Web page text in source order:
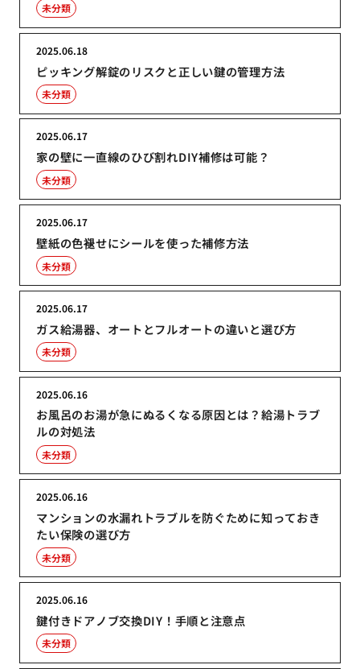
未分類
ピッキング解錠のリスクと正しい鍵の管理方法
2025.06.18
未分類
家の壁に一直線のひび割れDIY補修は可能？
2025.06.17
未分類
壁紙の色褪せにシールを使った補修方法
2025.06.17
未分類
ガス給湯器、オートとフルオートの違いと選び方
2025.06.17
未分類
お風呂のお湯が急にぬるくなる原因とは？給湯トラブ
ルの対処法
2025.06.16
未分類
マンションの水漏れトラブルを防ぐために知っておき
たい保険の選び方
2025.06.16
未分類
鍵付きドアノブ交換DIY！手順と注意点
2025.06.16
未分類